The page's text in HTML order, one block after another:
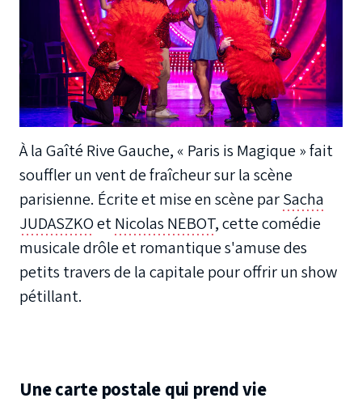
À la Gaîté Rive Gauche, « Paris is Magique » fait
souffler un vent de fraîcheur sur la scène
parisienne. Écrite et mise en scène parSacha
JUDASZKOetNicolas NEBOT, cette comédie
musicale drôle et romantique s'amuse des
petits travers de la capitale pour offrir un show
pétillant.
Une carte postale qui prend vie